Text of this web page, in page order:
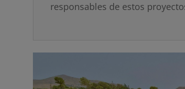
responsables de estos